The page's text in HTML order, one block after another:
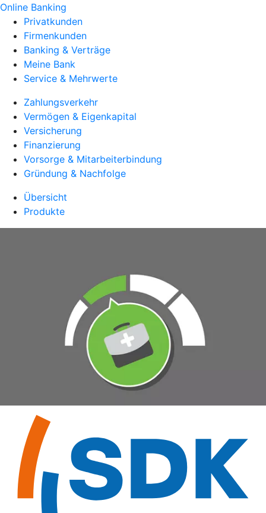
Online Banking
Privatkunden
Firmenkunden
Banking & Verträge
Meine Bank
Service & Mehrwerte
Zahlungsverkehr
Vermögen & Eigenkapital
Versicherung
Finanzierung
Vorsorge & Mitarbeiterbindung
Gründung & Nachfolge
Übersicht
Produkte